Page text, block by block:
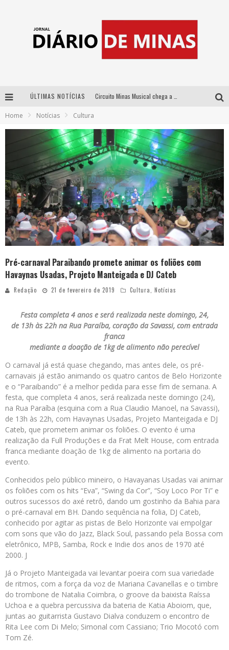
ÚLTIMAS NOTÍCIAS
No clima do Hexa: “Passinho do Brasil”, da DJ Danny Albuquerque, é a música que embala a torcida brasileira na Copa do Mundo 2026
Yan traz a turnê nacional do PagodYANdo para Belo Horizonte
Home Notícias Cultura
Pré-carnaval Paraibando promete animar os foliões com
Havaynas Usadas, Projeto Manteigada e DJ Cateb
Redação 21 de fevereiro de 2019 Cultura, Notícias
Festa completa 4 anos e será realizada neste domingo, 24,
de 13h às 22h na Rua Paraíba, coração da Savassi, com entrada
franca
mediante a doação de 1kg de alimento não perecível
O carnaval já está quase chegando, mas antes dele, os pré-
carnavais já estão animando os quatro cantos de Belo Horizonte
e o “Paraibando” é a melhor pedida para esse fim de semana. A
festa, que completa 4 anos, será realizada neste domingo (24),
na Rua Paraíba (esquina com a Rua Claudio Manoel, na Savassi),
de 13h às 22h, com Havaynas Usadas, Projeto Manteigada e DJ
Cateb, que prometem animar os foliões. O evento é uma
realização da Full Produções e da Frat Melt House, com entrada
franca mediante doação de 1kg de alimento na portaria do
evento.
Conhecidos pelo público mineiro, o Havayanas Usadas vai animar
os foliões com os hits “Eva”, “Swing da Cor”, “Soy Loco Por Ti” e
outros sucessos do axé retrô, dando um gostinho da Bahia para
o pré-carnaval em BH. Dando sequência na folia, DJ Cateb,
conhecido por agitar as pistas de Belo Horizonte vai empolgar
com sons que vão do Jazz, Black Soul, passando pela Bossa com
eletrônico, MPB, Samba, Rock e Indie dos anos de 1970 até
2000. J
Já o Projeto Manteigada vai levantar poeira com sua variedade
de ritmos, com a força da voz de Mariana Cavanellas e o timbre
do trombone de Natalia Coimbra, o groove da baixista Raíssa
Uchoa e a quebra percussiva da bateria de Katia Aboiom, que,
juntas ao guitarrista Gustavo Dialva conduzem o encontro de
Rita Lee com Di Melo; Simonal com Cassiano; Trio Mocotó com
Tom Zé.